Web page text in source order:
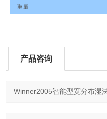
重量
产品咨询